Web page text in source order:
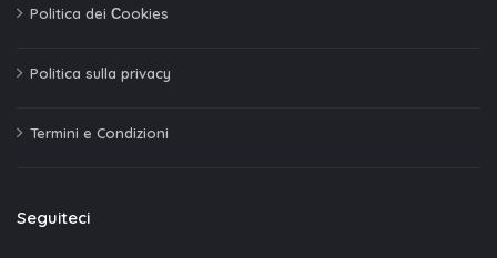
Politica dei Сookies
Politica sulla privacy
Termini e Condizioni
Seguiteci